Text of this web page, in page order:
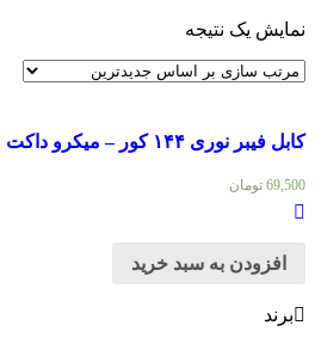
نمایش یک نتیجه
کابل فیبر نوری ۱۴۴ کور – میکرو داکت
69,500 تومان
افزودن به سبد خرید
برند